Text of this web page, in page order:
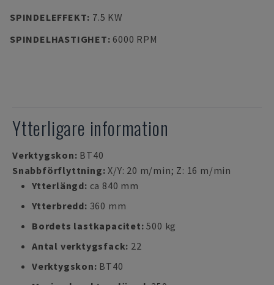
SPINDELEFFEKT: 7.5 KW
SPINDELHASTIGHET: 6000 RPM
Ytterligare information
Verktygskon: BT40
Snabbförflyttning: X/Y: 20 m/min; Z: 16 m/min
Ytterlängd: ca 840 mm
Ytterbredd: 360 mm
Bordets lastkapacitet: 500 kg
Antal verktygsfack: 22
Verktygskon: BT40